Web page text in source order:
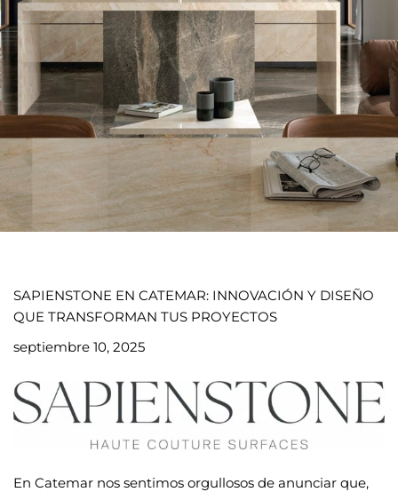
SAPIENSTONE EN CATEMAR: INNOVACIÓN Y DISEÑO
QUE TRANSFORMAN TUS PROYECTOS
septiembre 10, 2025
En Catemar nos sentimos orgullosos de anunciar que,